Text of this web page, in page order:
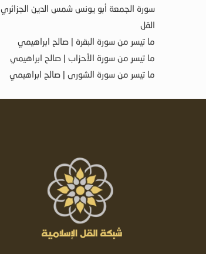
سورة الجمعة أبو يونس شمس الدين الجزائري
القل
ما تيسر من سورة البقرة | صالح ابراهيمي
ما تيسر من سورة الأحزاب | صالح ابراهيمي
ما تيسر من سورة الشورى | صالح ابراهيمي